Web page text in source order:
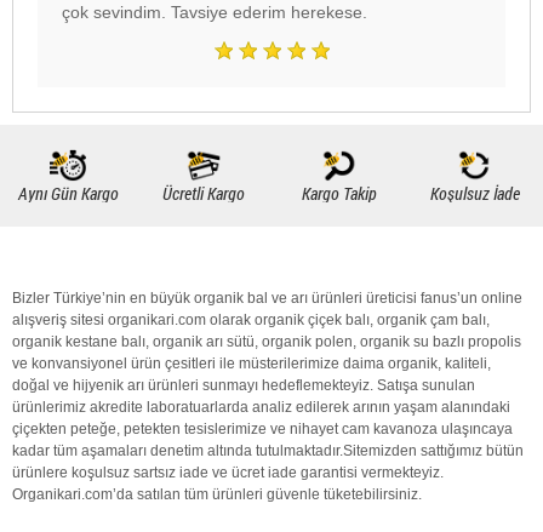
çok sevindim. Tavsiye ederim herekese.
Aynı Gün Kargo Ücretli Kargo Kargo Takip Koşulsuz İade
Bizler Türkiye’nin en büyük organik bal ve arı ürünleri üreticisi fanus’un online
alışveriş sitesi organikari.com olarak organik çiçek balı organik çam balı
organik kestane balı organik arı sütü organik polen organik su bazlı propolis
ve konvansiyonel ürün çesitleri ile müsterilerimize daima organik kaliteli
doğal ve hijyenik arı ürünleri sunmayı hedeflemekteyiz. Satışa sunulan
ürünlerimiz akredite laboratuarlarda analiz edilerek arının yaşam alanındaki
çiçekten peteğe, petekten tesislerimize ve nihayet cam kavanoza ulaşıncaya
kadar tüm aşamaları denetim altında tutulmaktadır.Sitemizden sattığımız bütün
ürünlere koşulsuz sartsız iade ve ücret iade garantisi vermekteyiz.
Organikari.com’da satılan tüm ürünleri güvenle tüketebilirsiniz.